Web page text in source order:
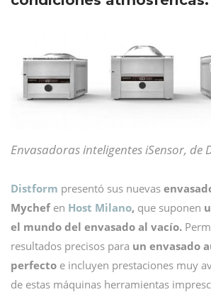
Envasadoras inteligentes iSensor, de
Distform presentó sus nuevas
Mychefen Host Milano, que suponen
el mundo del envasado al vacío.
resultados precisos para un envasado
perfecto e incluyen prestaciones muy
de estas máquinas herramientas